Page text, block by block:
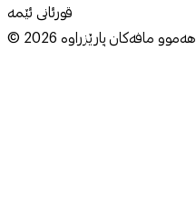
قورئانی ئێمە
© 2026هەموو مافەکان پارێزراوە